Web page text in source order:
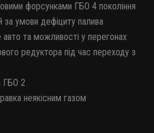
форсунками ГБО 4 покоління
умови дефіциту палива
та можливості у перегонах
редуктора під час переходу з
ГБО 2
неякісним газом